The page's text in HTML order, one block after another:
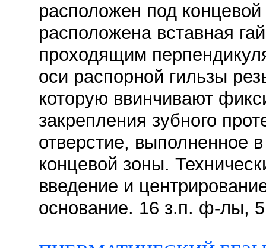
расположен под концевой
расположена вставная
проходящим
оси распорной гильзы
которую ввинчивают
закрепления зубного
отверстие, выполненное
концевой зоны.
введение и
основание. 16 з.п. ф-лы,